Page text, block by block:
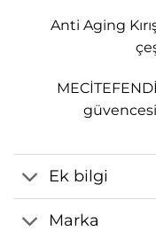
Anti Aging
Ek bilgi
Marka